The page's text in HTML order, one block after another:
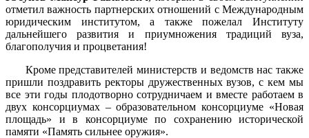
отметил важность партнерских отношений с Международным
юридическим институтом, а также пожелал Институту
дальнейшего развития и приумножения традиций вуза,
благополучия и процветания!
Кроме представителей министерств и ведомств нас также
пришли поздравить ректоры дружественных вузов, с кем мы
все эти годы плодотворно сотрудничаем и вместе работаем в
двух консорциумах – образовательном консорциуме «Новая
площадь» и в консорциуме по сохранению исторической
памяти «Память сильнее оружия».